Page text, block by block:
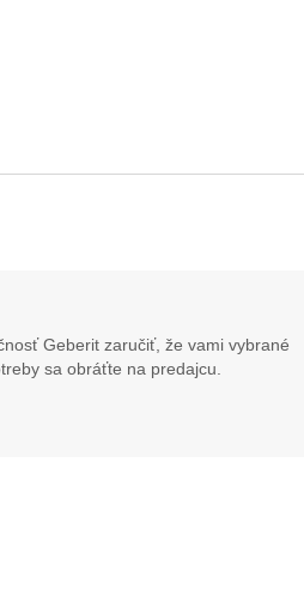
Geberit zaručiť, že vami vybrané
sa obráťte na predajcu.